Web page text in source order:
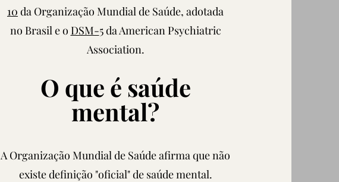
10 da Organização Mundial de Saúde, adotada
no Brasil e o DSM-5 da American Psychiatric
Association.
O que é saúde
mental?
A Organização Mundial de Saúde afirma que não
existe definição "oficial" de saúde mental.